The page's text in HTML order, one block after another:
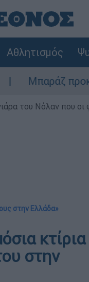
Αθλητισμός
Μπαράζ
του Νόλαν που
στην Ελλάδα»
στην